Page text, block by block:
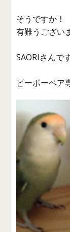
そうですか！
有難うござい
SAORIさんで
ピーポーペア